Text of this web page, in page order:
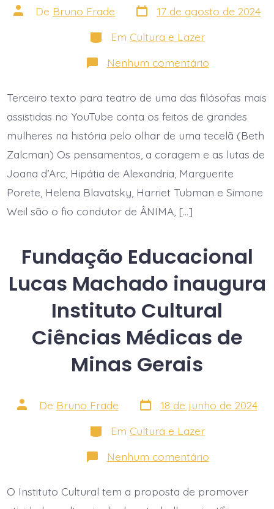
Autor
do
De Bruno Frade Data
do
17 de agosto de 2024
Categorias
Em Cultura e Lazer
Nenhum comentárioem
ÂNIMA:Novo
da
filósofa
Lúcia
Helena
Galvão
estreia
dia
de
setembro,
em
Terceiro texto para teatro de uma das filósofas mais
assistidas no YouTube conta os feitos de grandes
mulheres na história pelo olhar de uma tecelã (Beth
Zalcman) Os pensamentos, a coragem e as lutas de
Joana d’Arc, Hipátia de Alexandria, Marguerite
Porete, Helena Blavatsky, Harriet Tubman e Simone
Weil são o fio condutor de ÂNIMA, […]
Fundação Educacional
Lucas Machado inaugura
Instituto Cultural
Ciências Médicas de
Minas Gerais
Autor
do
De Bruno Frade Data
do
18 de junho de 2024
Categorias
Em Cultura e Lazer
Nenhum comentárioem
Fundação
Lucas
Machado
O Instituto Cultural tem a proposta de promover